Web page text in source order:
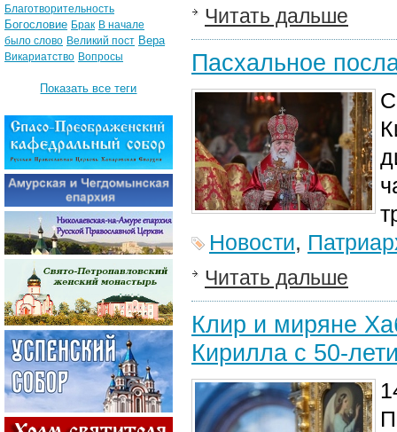
Читать дальше
Пасхальное
Новости,
Читать дальше
Клир и миряне
Кирилла с 50-
Благотворительность
Богословие Брак В начале
было слово Великий пост Вера
Викариатство Вопросы
Показать все теги